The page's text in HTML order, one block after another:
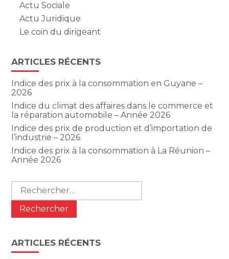
Actu Sociale
Actu Juridique
Le coin du dirigeant
ARTICLES RÉCENTS
Indice des prix à la consommation en Guyane –
2026
Indice du climat des affaires dans le commerce et
la réparation automobile – Année 2026
Indice des prix de production et d’importation de
l’industrie – 2026
Indice des prix à la consommation à La Réunion –
Année 2026
Rechercher :
ARTICLES RÉCENTS